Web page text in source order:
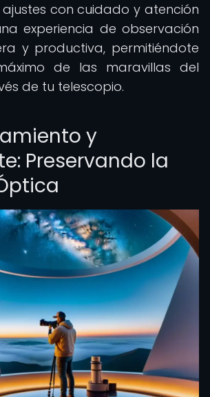
ajustes con cuidado y atención
experiencia de observación
y productiva, permitiéndote
de las maravillas del
de tu telescopio.
y
Preservando la